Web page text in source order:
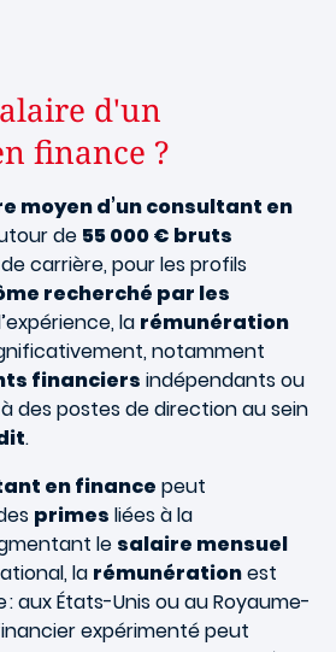
d'un
finance ?
moyen d’un consultant en
de 55 000 € bruts
carrière, pour les profils
recherché par les
la rémunération
notamment
financiers indépendants ou
des postes de direction au sein
.
en finance peut
primes liées à la
le salaire mensuel
la rémunérationest
aux États-Unis ou au Royaume-
expérimenté peut